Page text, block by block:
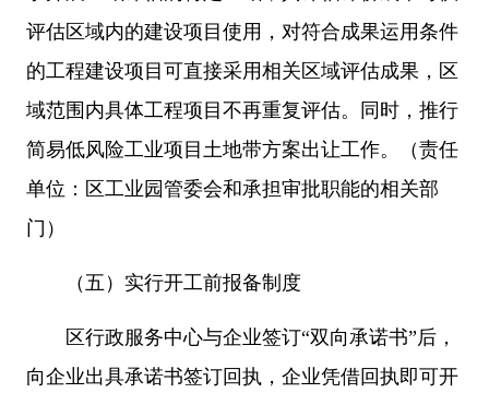
评估区域内的建设项目使用，对符合成果运用条件
的工程建设项目可直接采用相关区域评估成果，区
域范围内具体工程项目不再重复评估。同时，推行
简易低风险工业项目土地带方案出让工作。（责任
单位：区工业园管委会和承担审批职能的相关部
门）
（五）实行开工前报备制度
区行政服务中心与企业签订“双向承诺书”后，
向企业出具承诺书签订回执，企业凭借回执即可开